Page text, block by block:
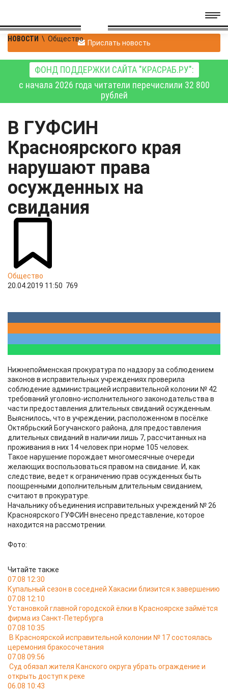
НОВОСТИ \ Общество Прислать новость
ФОНД ПОДДЕРЖКИ САЙТА "КРАСРАБ.РУ":
с начала 2026 года читатели перечислили 32 800
рублей
В ГУФСИН
Красноярского края
нарушают права
осужденных на
свидания
Общество
20.04.2019 11:50 769
Нижнепойменская прокуратура по надзору за соблюдением
законов в исправительных учреждениях проверила
соблюдение администрацией исправительной колонии № 42
требований уголовно-исполнительного законодательства в
части предоставления длительных свиданий осужденным.
Выяснилось, что в учреждении, расположенном в посёлке
Октябрьский Богучанского района, для предоставления
длительных свиданий в наличии лишь 7, рассчитанных на
проживания в них 14 человек при норме 105 человек.
Такое нарушение порождает многомесячные очереди
желающих воспользоваться правом на свидание. И, как
следствие, ведет к ограничению прав осужденных быть
поощренными дополнительным длительным свиданием,
считают в прокуратуре.
Начальнику объединения исправительных учреждений № 26
Красноярского ГУФСИН внесено представление, которое
находится на рассмотрении.
Фото:
Читайте также
07.08 12:30
Купальный сезон в соседней Хакасии близится к завершению
07.08 12:10
Установкой главной городской ёлки в Красноярске займётся
фирма из Санкт-Петербурга
07.08 10:35
В Красноярской исправительной колонии № 17 состоялась
церемония бракосочетания
07.08 09:56
Суд обязал жителя Канского округа убрать ограждение и
открыть доступ к реке
06.08 10:43